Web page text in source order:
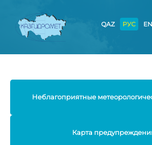
QAZ РУС
Неблагоприятные
Карта